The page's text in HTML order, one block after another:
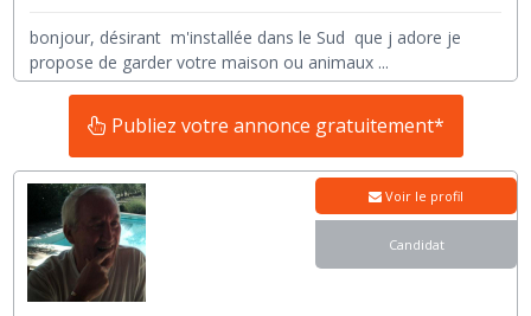
bonjour, désirant m'installée dans le Sud que j adore je
propose de garder votre maison ou animaux ...
Publiez votre annonce gratuitement*
Voir le profil
Candidat